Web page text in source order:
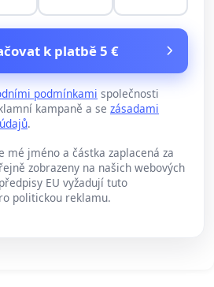
k platbě 5 €
podmínkami společnosti
kampaně a se zásadami
.
mé jméno a částka zaplacená za
zobrazeny na našich webových
EU vyžadují tuto
politickou reklamu.